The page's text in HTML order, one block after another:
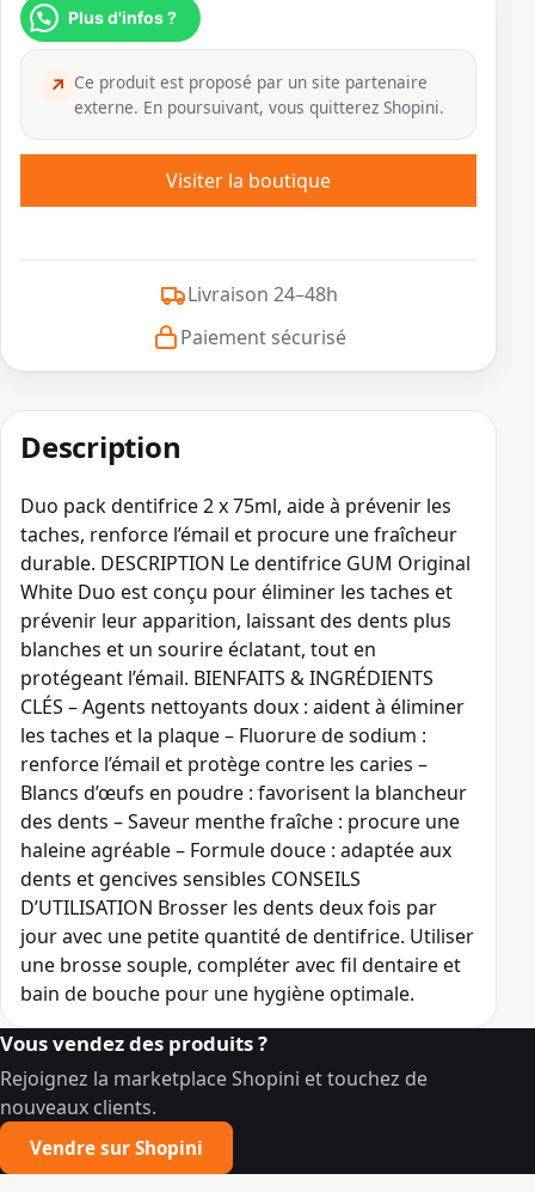
Plus d'infos ?
↗ Ce produit est proposé par un site partenaire
externe. En poursuivant, vous quitterez Shopini.
Visiter la boutique
Livraison 24–48h
Paiement sécurisé
Description
Duo pack dentifrice 2 x 75ml, aide à prévenir les
taches, renforce l’émail et procure une fraîcheur
durable. DESCRIPTION Le dentifrice GUM Original
White Duo est conçu pour éliminer les taches et
prévenir leur apparition, laissant des dents plus
blanches et un sourire éclatant, tout en
protégeant l’émail. BIENFAITS & INGRÉDIENTS
CLÉS – Agents nettoyants doux : aident à éliminer
les taches et la plaque – Fluorure de sodium :
renforce l’émail et protège contre les caries –
Blancs d’œufs en poudre : favorisent la blancheur
des dents – Saveur menthe fraîche : procure une
haleine agréable – Formule douce : adaptée aux
dents et gencives sensibles CONSEILS
D’UTILISATION Brosser les dents deux fois par
jour avec une petite quantité de dentifrice. Utiliser
une brosse souple, compléter avec fil dentaire et
bain de bouche pour une hygiène optimale.
Vous vendez des produits ?
Rejoignez la marketplace Shopini et touchez de
nouveaux clients.
Vendre sur Shopini